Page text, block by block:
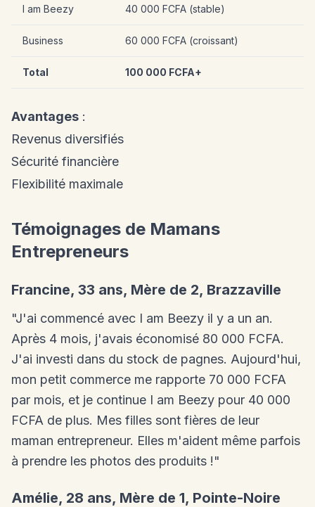
I am Beezy 40 000 FCFA (stable)
Business 60 000 FCFA (croissant)
Total 100 000 FCFA+
Avantages :
Revenus diversifiés
Sécurité financière
Flexibilité maximale
Témoignages de Mamans
Entrepreneurs
Francine, 33 ans, Mère de 2, Brazzaville
"J'ai commencé avec I am Beezy il y a un an.
Après 4 mois, j'avais économisé 80 000 FCFA.
J'ai investi dans du stock de pagnes. Aujourd'hui,
mon petit commerce me rapporte 70 000 FCFA
par mois, et je continue I am Beezy pour 40 000
FCFA de plus. Mes filles sont fières de leur
maman entrepreneur. Elles m'aident même parfois
à prendre les photos des produits !"
Amélie, 28 ans, Mère de 1, Pointe-Noire